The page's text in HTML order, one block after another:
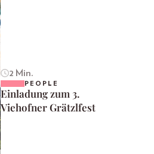
2 Min.
PEOPLE
Einladung zum 3.
Viehofner Grätzlfest